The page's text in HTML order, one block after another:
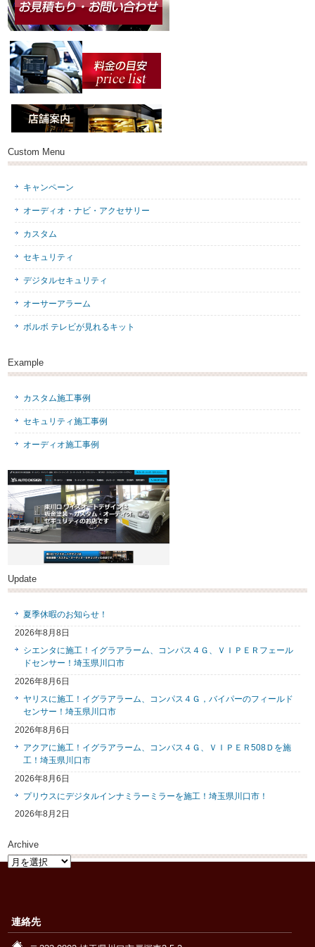
Custom Menu
キャンペーン
オーディオ・ナビ・アクセサリー
カスタム
セキュリティ
デジタルセキュリティ
オーサーアラーム
ボルボ テレビが見れるキット
Example
カスタム施工事例
セキュリティ施工事例
オーディオ施工事例
Update
夏季休暇のお知らせ！
2026年8月8日
シエンタに施工！イグラアラーム、コンパス４Ｇ、ＶＩＰＥＲフェール
ドセンサー！埼玉県川口市
2026年8月6日
ヤリスに施工！イグラアラーム、コンパス４Ｇ，バイパーのフィールド
センサー！埼玉県川口市
2026年8月6日
アクアに施工！イグラアラーム、コンパス４Ｇ、ＶＩＰＥＲ508Ｄを施
工！埼玉県川口市
2026年8月6日
プリウスにデジタルインナミラーミラーを施工！埼玉県川口市！
2026年8月2日
Archive
Archive
連絡先